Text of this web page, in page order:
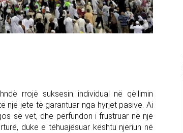
rrojë suksesin individual në qëllimin
një jete të garantuar nga hyrjet pasive. Ai
së vet, dhe përfundon i frustruar në një
duke e tëhuajësuar kështu njeriun në